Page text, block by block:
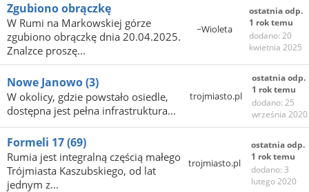
Zgubiono obrączkę
W Rumi na Markowskiej górze
zgubiono obrączkę dnia 20.04.2025.
Znalzce proszę...
~Wioleta
ostatnia odp.
1 rok temu
dodano: 20
kwietnia 2025
Nowe Janowo(3)
W okolicy, gdzie powstało osiedle,
dostępna jest pełna infrastruktura...
trojmiasto.pl
ostatnia odp.
1 rok temu
dodano: 25
września 2020
Formeli 17(69)
Rumia jest integralną częścią małego
Trójmiasta Kaszubskiego, od lat
jednym z...
trojmiasto.pl
ostatnia odp.
1 rok temu
dodano: 3
lutego 2020